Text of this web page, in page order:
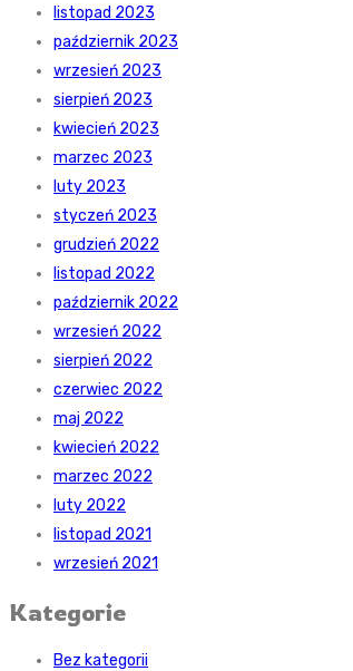
listopad 2023
październik 2023
wrzesień 2023
sierpień 2023
kwiecień 2023
marzec 2023
luty 2023
styczeń 2023
grudzień 2022
listopad 2022
październik 2022
wrzesień 2022
sierpień 2022
czerwiec 2022
maj 2022
kwiecień 2022
marzec 2022
luty 2022
listopad 2021
wrzesień 2021
Kategorie
Bez kategorii